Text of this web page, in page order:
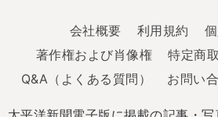
会社概要
利用規約
著作権および肖像権
特定商
Q&A（よくある質問）
お問い